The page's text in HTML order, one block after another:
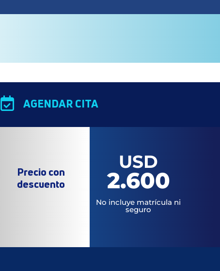
 AGENDAR CITA
Precio con
descuento
USD
2.600
No incluye matrícula ni
seguro